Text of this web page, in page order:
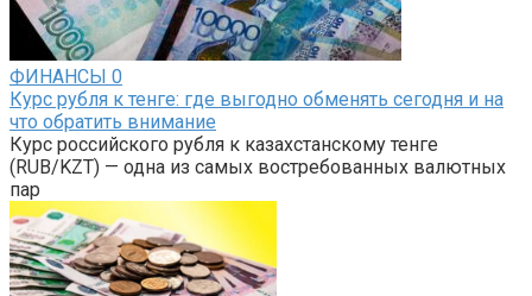
ФИНАНСЫ 0
Курс рубля к тенге: где выгодно обменять сегодня и на
что обратить внимание
Курс российского рубля к казахстанскому тенге
(RUB/KZT) — одна из самых востребованных валютных
пар